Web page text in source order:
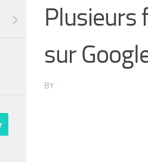
Plusieurs
sur
BY ·